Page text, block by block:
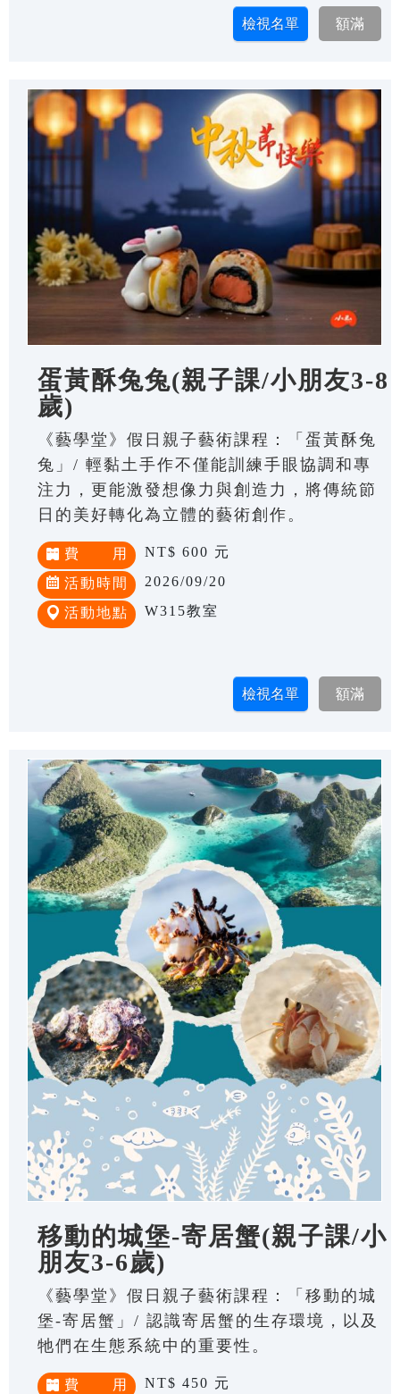
蛋黃酥兔兔(親子課/小朋友3-8
歲)
《藝學堂》假日親子藝術課程：「蛋黃酥兔
兔」/ 輕黏土手作不僅能訓練手眼協調和專
注力，更能激發想像力與創造力，將傳統節
日的美好轉化為立體的藝術創作。
費 用 NT$ 600 元
活動時間 2026/09/20
活動地點 W315教室
移動的城堡-寄居蟹(親子課/小
朋友3-6歲)
《藝學堂》假日親子藝術課程：「移動的城
堡-寄居蟹」/ 認識寄居蟹的生存環境，以及
牠們在生態系統中的重要性。
費 用 NT$ 450 元